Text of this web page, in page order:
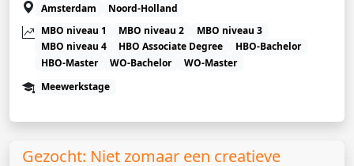
Amsterdam
Noord-Holland
MBO niveau 1
MBO niveau 2
MBO niveau 3
MBO niveau 4
HBO Associate Degree
HBO-Bachelor
HBO-Master
WO-Bachelor
WO-Master
Meewerkstage
Gezocht: Niet zomaar een creatieve